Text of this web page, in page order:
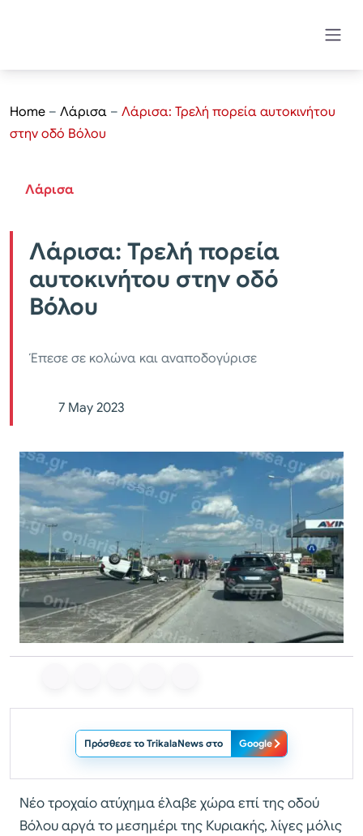
Home – Λάρισα – Λάρισα: Τρελή πορεία αυτοκινήτου
στην οδό Βόλου
Λάρισα
Λάρισα: Τρελή πορεία
αυτοκινήτου στην οδό
Βόλου
Έπεσε σε κολώνα και αναποδογύρισε
7 May 2023
Πρόσθεσε το TrikalaNews στο Google
Νέο τροχαίο ατύχημα έλαβε χώρα επί της οδού
Βόλου αργά το μεσημέρι της Κυριακής, λίγες μόλις